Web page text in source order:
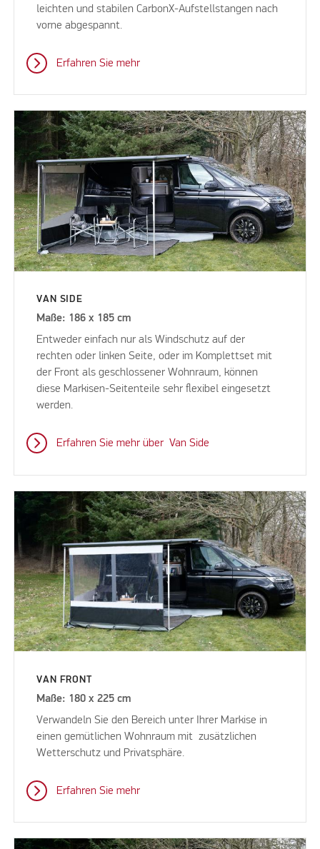
leichten und stabilen CarbonX-Aufstellstangen nach
vorne abgespannt.
Erfahren Sie mehr
VAN SIDE
Maße: 186 x 185 cm
Entweder einfach nur als Windschutz auf der
rechten oder linken Seite, oder im Komplettset mit
der Front als geschlossener Wohnraum, können
diese Markisen-Seitenteile sehr flexibel eingesetzt
werden.
Erfahren Sie mehr über Van Side
VAN FRONT
Maße: 180 x 225 cm
Verwandeln Sie den Bereich unter Ihrer Markise in
einen gemütlichen Wohnraum mit zusätzlichen
Wetterschutz und Privatsphäre.
Erfahren Sie mehr